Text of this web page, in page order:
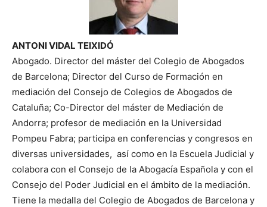
ANTONI VIDAL TEIXIDÓ
Abogado. Director del máster del Colegio de Abogados
de Barcelona; Director del Curso de Formación en
mediación del Consejo de Colegios de Abogados de
Cataluña; Co-Director del máster de Mediación de
Andorra; profesor de mediación en la Universidad
Pompeu Fabra; participa en conferencias y congresos en
diversas universidades, así como en la Escuela Judicial y
colabora con el Consejo de la Abogacía Española y con el
Consejo del Poder Judicial en el ámbito de la mediación.
Tiene la medalla del Colegio de Abogados de Barcelona y